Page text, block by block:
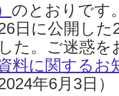
のとおりです
日に公開し
た。ご迷惑
料に関するお
年6月3日）